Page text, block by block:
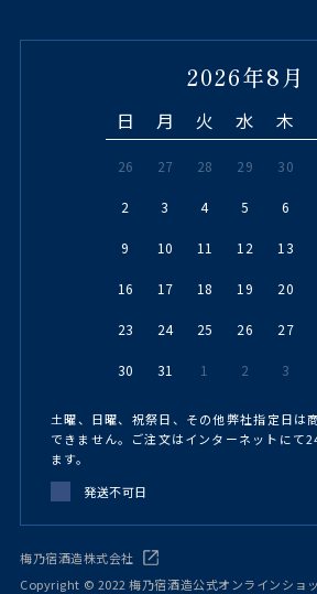
2026年8月
日 月 火 水 木
26 27 28 29 30
2 3 4 5 6
9 10 11 12 13
16 17 18 19 20
23 24 25 26 27
30 31 1 2 3
土曜、日曜、祝祭日、その他弊社指定日は
できません。ご注文はインターネットにて
ます。
発送不可日
梅乃宿酒造株式会社
Copyright © 2022 梅乃宿酒造公式オンラインショ